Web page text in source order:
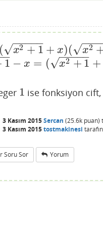
( x2 + 1
− −
−−−
√ + x)( x2
−−−
√
(x2+1+ x)( x2 +1 −x)=1
1
−
− x = ( x2 + 1
− −
−−−
√ +
= (x 2+ 1+ x)− 1
1
1 ise fonksiyon cift,
3 Kasım 2015Sercan (25.6k puan)
3 Kasım 2015tostmakinesi
Soru Sor Yorum